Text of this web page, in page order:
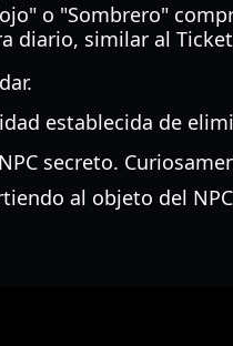
o "Sombrero"
diario, similar al
establecida de
secreto.
al objeto del